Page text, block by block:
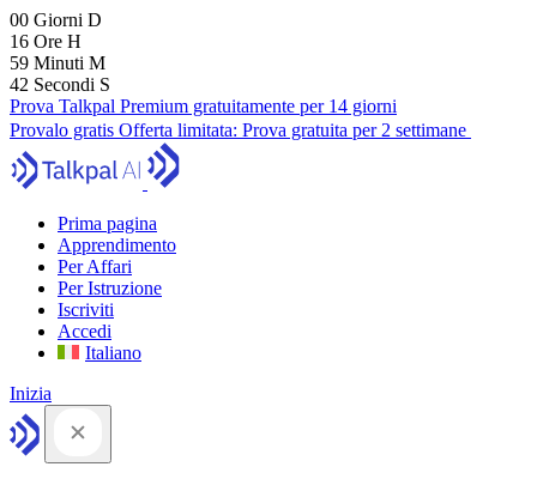
00 Giorni D
16 Ore H
59 Minuti M
41 Secondi S
Prova Talkpal Premium gratuitamente per 14 giorni
Provalo gratis Offerta limitata: Prova gratuita per 2 settimane
Prima pagina
Apprendimento
Per Affari
Per Istruzione
Iscriviti
Accedi
Italiano
Inizia